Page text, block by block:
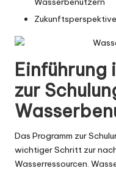
Einführung
zur
Das Programm zur
wichtiger Schritt zur
Wasserressourcen.